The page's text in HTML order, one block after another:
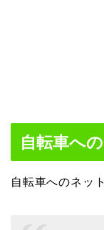
自転車へ
自転車へのネッ